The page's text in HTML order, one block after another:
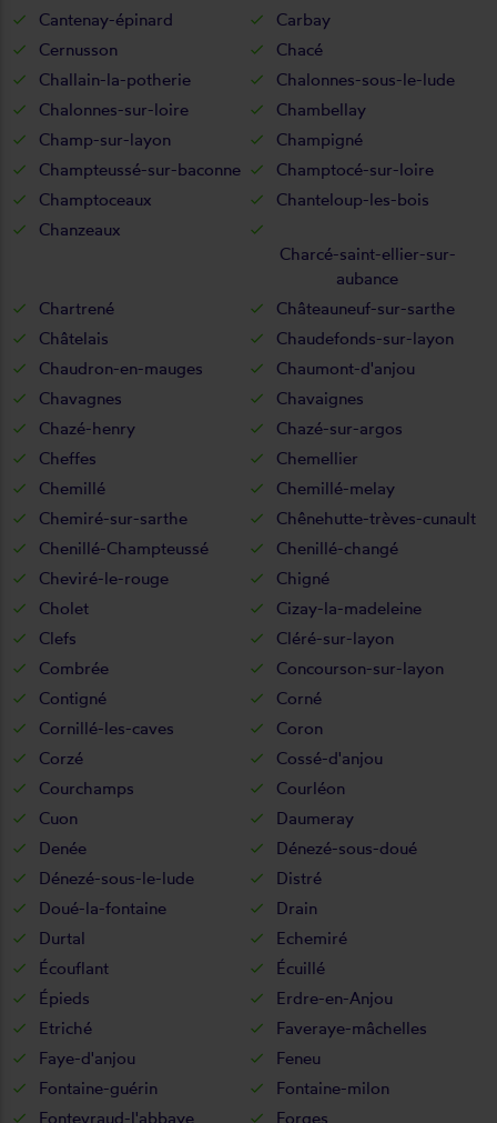
Cantenay-épinard
Carbay
Cernusson
Chacé
Challain-la-potherie
Chalonnes-sous-le-lude
Chalonnes-sur-loire
Chambellay
Champ-sur-layon
Champigné
Champteussé-sur-baconne
Champtocé-sur-loire
Champtoceaux
Chanteloup-les-bois
Chanzeaux
Charcé-saint-ellier-sur-
aubance
Chartrené
Châteauneuf-sur-sarthe
Châtelais
Chaudefonds-sur-layon
Chaudron-en-mauges
Chaumont-d'anjou
Chavagnes
Chavaignes
Chazé-henry
Chazé-sur-argos
Cheffes
Chemellier
Chemillé
Chemillé-melay
Chemiré-sur-sarthe
Chênehutte-trèves-cunault
Chenillé-Champteussé
Chenillé-changé
Cheviré-le-rouge
Chigné
Cholet
Cizay-la-madeleine
Clefs
Cléré-sur-layon
Combrée
Concourson-sur-layon
Contigné
Corné
Cornillé-les-caves
Coron
Corzé
Cossé-d'anjou
Courchamps
Courléon
Cuon
Daumeray
Denée
Dénezé-sous-doué
Dénezé-sous-le-lude
Distré
Doué-la-fontaine
Drain
Durtal
Echemiré
Écouflant
Écuillé
Épieds
Erdre-en-Anjou
Etriché
Faveraye-mâchelles
Faye-d'anjou
Feneu
Fontaine-guérin
Fontaine-milon
Fontevraud-l'abbaye
Forges